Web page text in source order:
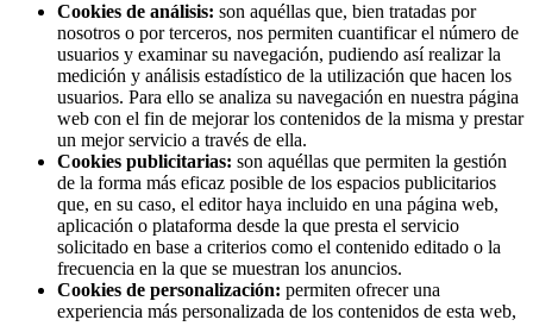
Cookies de análisis: son aquéllas que, bien tratadas por
nosotros o por terceros, nos permiten cuantificar el número de
usuarios y examinar su navegación, pudiendo así realizar la
medición y análisis estadístico de la utilización que hacen los
usuarios. Para ello se analiza su navegación en nuestra página
web con el fin de mejorar los contenidos de la misma y prestar
un mejor servicio a través de ella.
Cookies publicitarias: son aquéllas que permiten la gestión
de la forma más eficaz posible de los espacios publicitarios
que, en su caso, el editor haya incluido en una página web,
aplicación o plataforma desde la que presta el servicio
solicitado en base a criterios como el contenido editado o la
frecuencia en la que se muestran los anuncios.
Cookies de personalización: permiten ofrecer una
experiencia más personalizada de los contenidos de esta web,